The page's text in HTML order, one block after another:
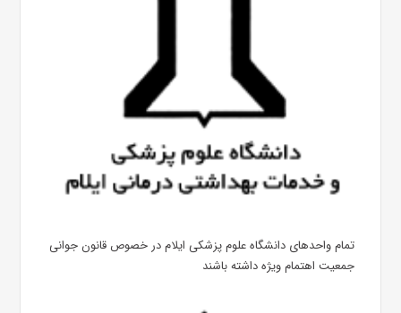
تمام واحدهای دانشگاه علوم پزشکی ایلام در خصوص قانون جوانی
جمعیت اهتمام ویژه داشته باشند